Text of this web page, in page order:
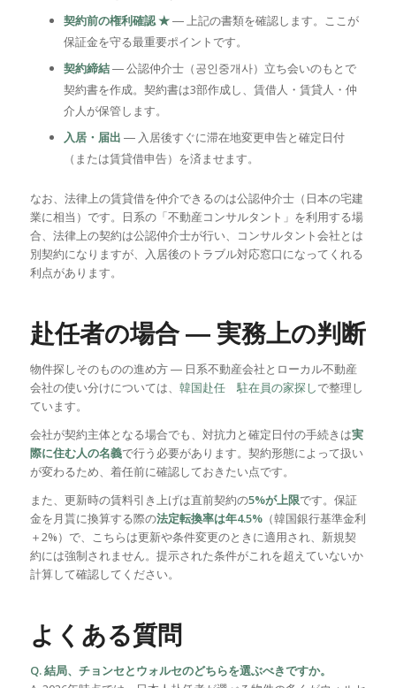
契約前の権利確認 ★― 上記の書類を確認します。ここが
保証金を守る最重要ポイントです。
契約締結― 公認仲介士（공인중개사）立ち会いのもとで
契約書を作成。契約書は3部作成し、賃借人・賃貸人・仲
介人が保管します。
入居・届出 ― 入居後すぐに滞在地変更申告と確定日付
（または賃貸借申告）を済ませます。
なお、法律上の賃貸借を仲介できるのは公認仲介士（日本の宅建
業に相当）です。日系の「不動産コンサルタント」を利用する場
合、法律上の契約は公認仲介士が行い、コンサルタント会社とは
別契約になりますが、入居後のトラブル対応窓口になってくれる
利点があります。
赴任者の場合 ― 実務上の判断
物件探しそのものの進め方 ― 日系不動産会社とローカル不動産
会社の使い分けについては、 韓国赴任 駐在員の家探しで整理し
ています。
会社が契約主体となる場合でも、対抗力と確定日付の手続きは実
際に住む人の名義で行う必要があります。契約形態によって扱い
が変わるため、着任前に確認しておきたい点です。
また、更新時の賃料引き上げは直前契約の5%が上限です。保証
金を月貰に換算する際の法定転換率は年4.5%（韓国銀行基準金利
＋2%）で、こちらは更新や条件変更のときに適用され、新規契
約には強制されません。提示された条件がこれを超えていないか
計算して確認してください。
よくある質問
Q. 結局、チョンセとウォルセのどちらを選ぶべきですか。